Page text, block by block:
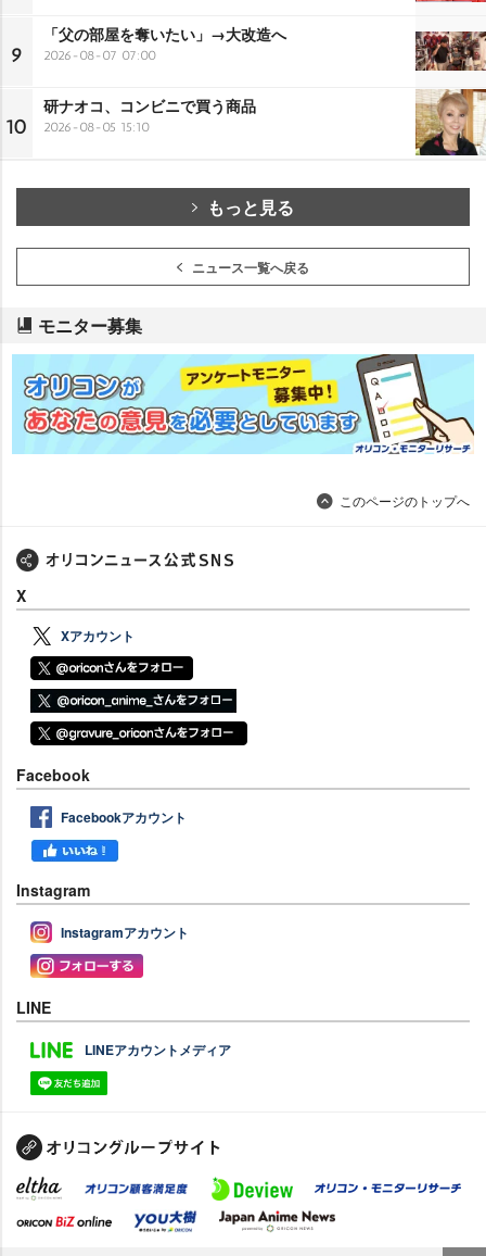
9
「父の部屋を奪いたい」→大改造へ
2026-08-07 07:00
10
研ナオコ、コンビニで買う商品
2026-08-05 15:10
もっと見る
ニュース一覧へ戻る
モニター募集
このページのトップへ
X
Xアカウント
Facebook
Facebookアカウント
Instagram
Instagramアカウント
LINE
LINEアカウントメディア